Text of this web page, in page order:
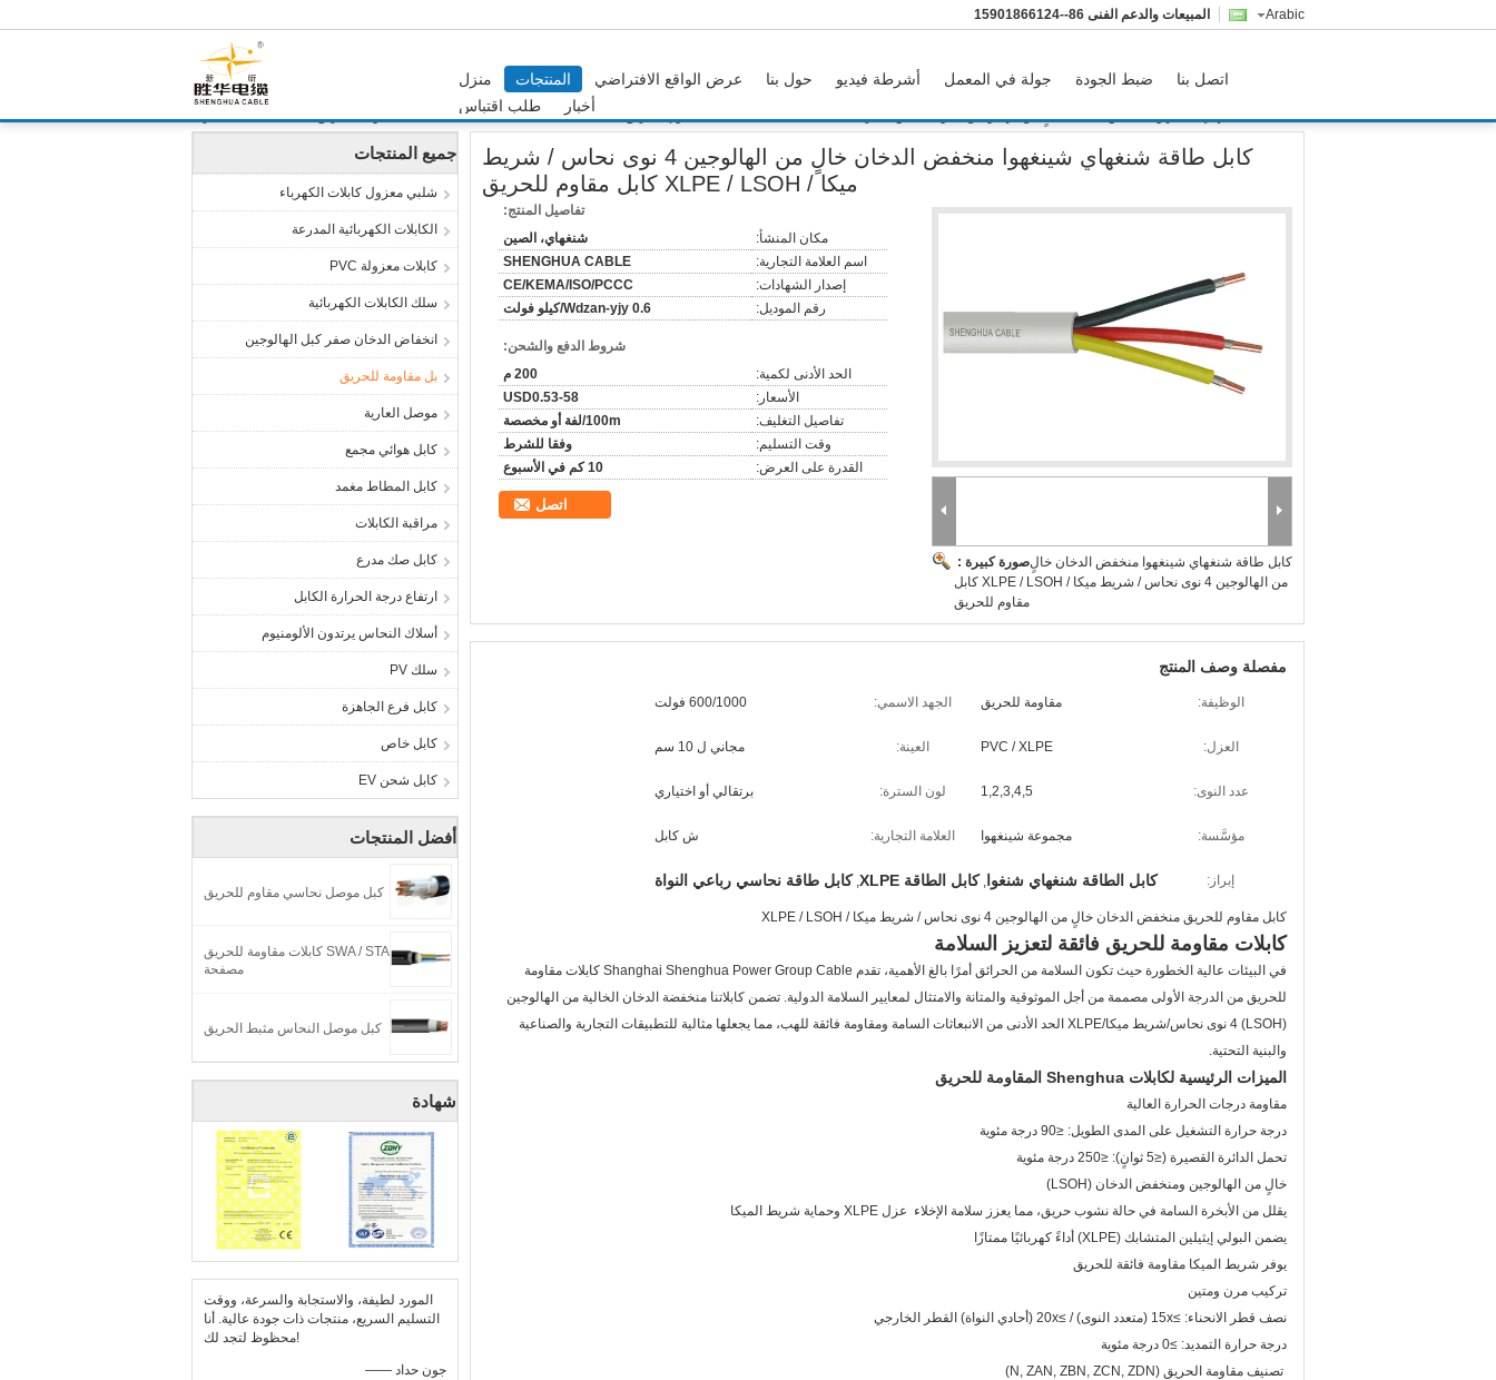
Arabic المبيعات والدعم الفنى 86--15901866124
منزل المنتجات عرض الواقع الافتراضي حول بنا أشرطة فيديو جولة في المعمل ضبط الجودة
اتصل بنا
طلب اقتباس
أخبار
منزل المنتجات بل مقاومة للحريق كابل طاقة شنغهاي شينغهوا منخفض الدخان خالٍ من الهالوجين 4 نوى نحاس / شريط ميكا / XLPE / LSOH كابل مقاوم للحريق
جميع المنتجات
شلبي معزول كابلات الكهرباء
الكابلات الكهربائية المدرعة
كابلات معزولة PVC
سلك الكابلات الكهربائية
انخفاض الدخان صفر كبل الهالوجين
بل مقاومة للحريق
موصل العارية
كابل هوائي مجمع
كابل المطاط مغمد
مراقبة الكابلات
كابل صك مدرع
ارتفاع درجة الحرارة الكابل
أسلاك النحاس يرتدون الألومنيوم
سلك PV
كابل فرع الجاهزة
كابل خاص
كابل شحن EV
أفضل المنتجات
كبل موصل نحاسي مقاوم للحريق
SWA / STA كابلات مقاومة للحريق
مصفحة
كبل موصل النحاس مثبط الحريق
شهادة
المورد لطيفة، والاستجابة والسرعة، ووقت
التسليم السريع، منتجات ذات جودة عالية. أنا
محظوظ لتجد لك!
—— جون حداد
كابل طاقة شنغهاي شينغهوا منخفض الدخان خالٍ من الهالوجين 4 نوى نحاس / شريط
ميكا / XLPE / LSOH كابل مقاوم للحريق
صورة كبيرة :كابل طاقة شنغهاي شينغهوا منخفض الدخان خالٍ
من الهالوجين 4 نوى نحاس / شريط ميكا / XLPE / LSOH كابل
مقاوم للحريق
تفاصيل المنتج:
مكان المنشأ:
شنغهاي، الصين
اسم العلامة التجارية:
SHENGHUA CABLE
إصدار الشهادات:
CE/KEMA/ISO/PCCC
رقم الموديل:
Wdzan-yjy 0.6/كيلو فولت
شروط الدفع والشحن:
الحد الأدنى لكمية:
200 م
الأسعار:
USD0.53-58
تفاصيل التغليف:
100m/لفة أو مخصصة
وقت التسليم:
وفقا للشرط
القدرة على العرض:
10 كم في الأسبوع
اتصل
مفصلة وصف المنتج
الوظيفة: مقاومة للحريق الجهد الاسمي: 600/1000 فولت
العزل: PVC / XLPE العينة: مجاني ل 10 سم
عدد النوى: 1,2,3,4,5 لون السترة: برتقالي أو اختياري
مؤسَّسة: مجموعة شينغهوا العلامة التجارية: ش كابل
إبراز: كابل الطاقة شنغهاي شنغوا , كابل الطاقة XLPE , كابل طاقة نحاسي رباعي النواة
كابل مقاوم للحريق منخفض الدخان خالٍ من الهالوجين 4 نوى نحاس / شريط ميكا / XLPE / LSOH
كابلات مقاومة للحريق فائقة لتعزيز السلامة
في البيئات عالية الخطورة حيث تكون السلامة من الحرائق أمرًا بالغ الأهمية، تقدم Shanghai Shenghua Power Group Cable كابلات مقاومة
للحريق من الدرجة الأولى مصممة من أجل الموثوقية والمتانة والامتثال لمعايير السلامة الدولية. تضمن كابلاتنا منخفضة الدخان الخالية من الهالوجين
(LSOH) 4 نوى نحاس/شريط ميكا/XLPE الحد الأدنى من الانبعاثات السامة ومقاومة فائقة للهب، مما يجعلها مثالية للتطبيقات التجارية والصناعية
والبنية التحتية.
الميزات الرئيسية لكابلات Shenghua المقاومة للحريق
مقاومة درجات الحرارة العالية
درجة حرارة التشغيل على المدى الطويل: ≤90 درجة مئوية
تحمل الدائرة القصيرة (≤5 ثوانٍ): ≤250 درجة مئوية
خالٍ من الهالوجين ومنخفض الدخان (LSOH)
يقلل من الأبخرة السامة في حالة نشوب حريق، مما يعزز سلامة الإخلاء عزل XLPE وحماية شريط الميكا
يضمن البولي إيثيلين المتشابك (XLPE) أداءً كهربائيًا ممتازًا
يوفر شريط الميكا مقاومة فائقة للحريق
تركيب مرن ومتين
نصف قطر الانحناء: ≥15x (متعدد النوى) / ≥20x (أحادي النواة) القطر الخارجي
درجة حرارة التمديد: ≥0 درجة مئوية
تصنيف مقاومة الحريق (N, ZAN, ZBN, ZCN, ZDN)